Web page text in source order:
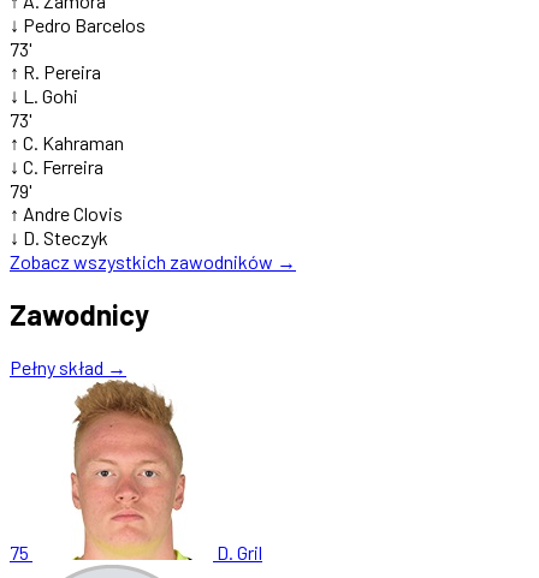
↓ Pedro Barcelos
73'
↑ R. Pereira
↓ L. Gohi
73'
↑ C. Kahraman
↓ C. Ferreira
79'
↑ Andre Clovis
↓ D. Steczyk
Zobacz wszystkich zawodników →
Zawodnicy
Pełny skład →
75 D. Gril